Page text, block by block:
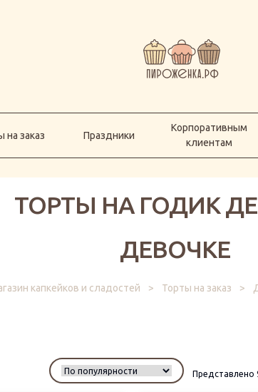
на заказ Праздники
Корпоративным
клиентам
ТОРТЫ НА ГОДИК
ДЕВОЧКЕ
капкейков и сладостей > Торты на заказ >
Представлено